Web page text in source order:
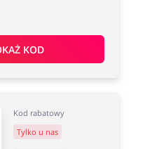
KOD
Kod rabatowy
Tylko u nas